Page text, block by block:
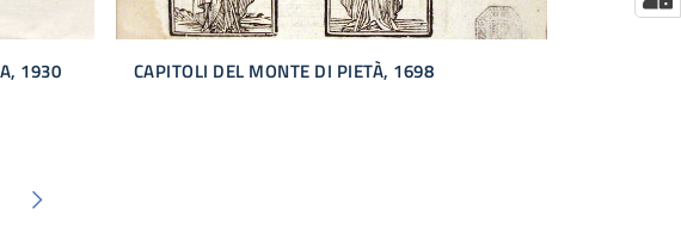
1930 CAPITOLI DEL MONTE DI PIETÀ, 1698
Pagina successiva